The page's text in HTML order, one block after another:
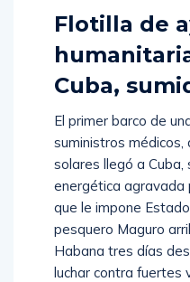
Flotilla de
Cuba,
El primer barco de
suministros
solares llegó a Cuba,
energética agravada
que le impone
pesquero Maguro
Habana tres días
luchar contra fuertes